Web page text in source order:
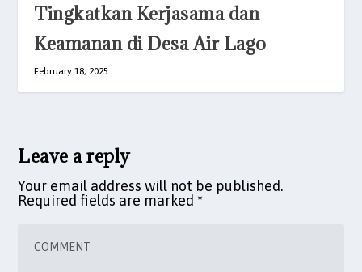
Tingkatkan Kerjasama dan
Keamanan di Desa Air Lago
February 18, 2025
Leave a reply
Your email address will not be published.
Required fields are marked *